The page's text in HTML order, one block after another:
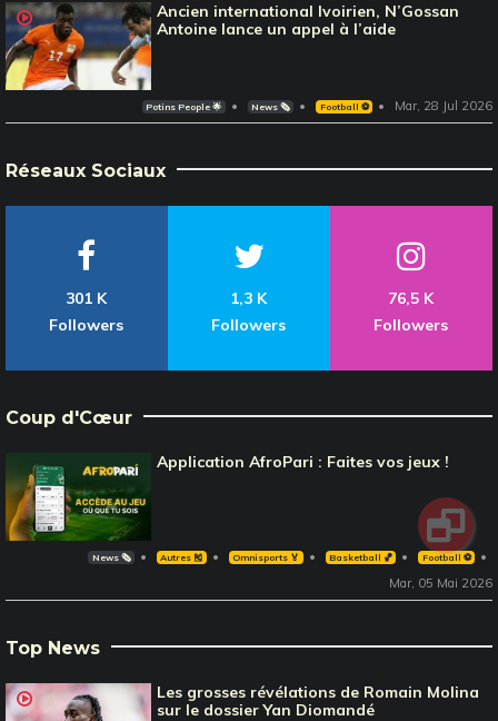
Ancien international Ivoirien, N’Gossan
Antoine lance un appel à l’aide
Potins People 🌟 News 🗞️ Football ⚽️ Mar, 28 Jul 2026
Réseaux Sociaux
301 K
Followers
1,3 K
Followers
76,5 K
Followers
Coup d'Cœur
Application AfroPari : Faites vos jeux !
News 🗞️ Autres 🎽 Omnisports 🏅 Basketball 🏀 Football ⚽️
Mar, 05 Mai 2026
Top News
Les grosses révélations de Romain Molina
sur le dossier Yan Diomandé